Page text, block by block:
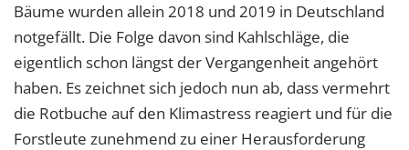
Bäume wurden allein 2018 und 2019 in Deutschland
notgefällt. Die Folge davon sind Kahlschläge, die
eigentlich schon längst der Vergangenheit angehört
haben. Es zeichnet sich jedoch nun ab, dass vermehrt
die Rotbuche auf den Klimastress reagiert und für die
Forstleute zunehmend zu einer Herausforderung